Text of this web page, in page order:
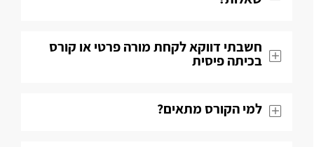
חשבתי דווקא לקחת מורה פרטי או קורס
בכיתה פיסית​
למי הקורס מתאים?